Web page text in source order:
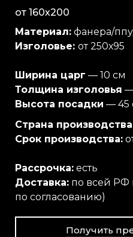
от 160х200
Материал: фанера/
Изголовье: от 250х95
Ширина царг — 10 см
Толщина изголовья —
Высота посадки — 45
Страна
Срок производства:
Рассрочка: есть
Доставка: по всей РФ
по согласованию)
Получить